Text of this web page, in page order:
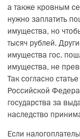
а также кровным
нужно заплатить
имущества, но
тысяч рублей.
имущества гос.
имущества, не
Так согласно
Российской
государства за
наследство
Если